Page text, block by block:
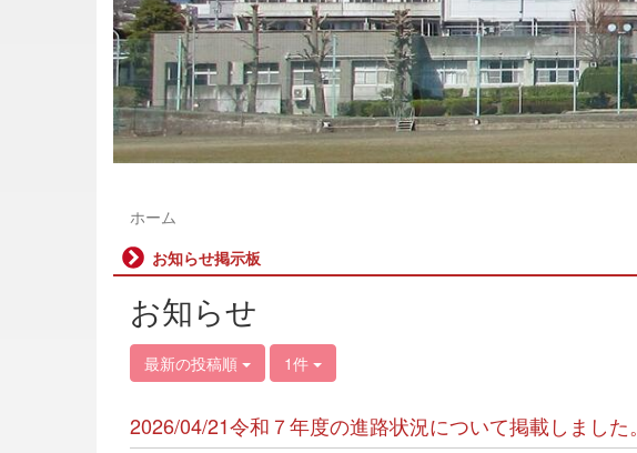
ホーム
お知らせ掲示板
お知らせ
最新の投稿順 1件
2026/04/21令和７年度の進路状況について掲載しました。